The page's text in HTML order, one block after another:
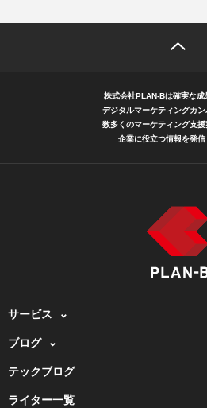
株式会社PLAN-Bは確実な成
デジタルマーケティングカン
数多くのマーケティング支援
企業に役立つ情報を発信
サービス
ブログ
テックブログ
ライター一覧